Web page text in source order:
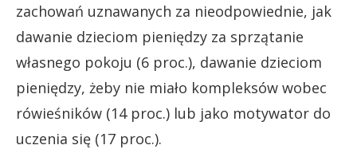
zachowań uznawanych za nieodpowiednie, jak
dawanie dzieciom pieniędzy za sprzątanie
własnego pokoju (6 proc.), dawanie dzieciom
pieniędzy, żeby nie miało kompleksów wobec
rówieśników (14 proc.) lub jako motywator do
uczenia się (17 proc.).